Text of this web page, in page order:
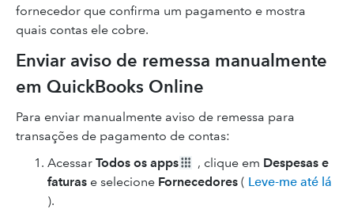
fornecedor que confirma um pagamento e mostra
quais contas ele cobre.
Enviar aviso de remessa manualmente
em QuickBooks Online
Para enviar manualmente aviso de remessa para
transações de pagamento de contas:
Acessar Todos os apps , clique em Despesas e
faturas e selecione Fornecedores ( Leve-me até lá
).